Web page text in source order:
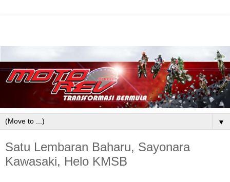
▼
Satu Lembaran Baharu, Sayonara
Kawasaki, Helo KMSB